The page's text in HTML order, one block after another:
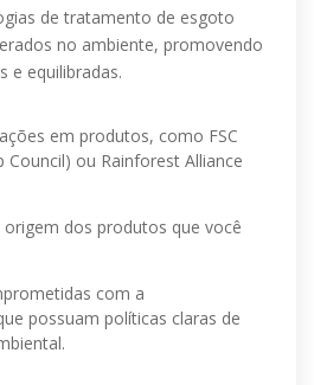
de tratamento de esgoto
no ambiente, promovendo
e equilibradas.
em produtos, como FSC
Council) ou Rainforest Alliance
dos produtos que você
com a
possuam políticas claras de